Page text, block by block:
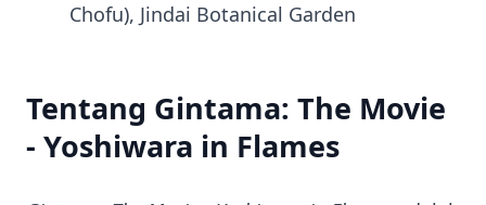
Chofu), Jindai Botanical Garden
Tentang Gintama: The Movie
- Yoshiwara in Flames